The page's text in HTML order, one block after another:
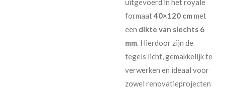
uitgevoerd in het royale
formaat40×120 cm met
een dikte van slechts 6
mm. Hierdoor zijn de
tegels licht, gemakkelijk te
verwerken en ideaal voor
zowel renovatieprojecten